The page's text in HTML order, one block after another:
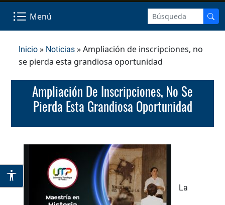
Menú
Inicio » Noticias » Ampliación de inscripciones, no
se pierda esta grandiosa oportunidad
Ampliación De Inscripciones, No Se
Pierda Esta Grandiosa Oportunidad
La